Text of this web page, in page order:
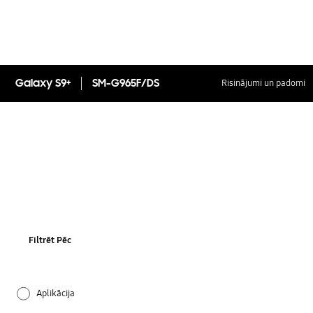
Galaxy S9+ SM-G965F/DS Risinājumi un padomi
Filtrēt Pēc
Aplikācija